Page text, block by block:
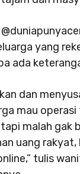
yang
ada
dan
mau
malah gak
uang
tulis